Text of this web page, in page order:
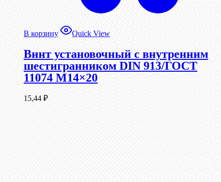
В корзину Quick View
Винт установочный с внутренним
шестигранником DIN 913/ГОСТ
11074 М14×20
15,44 ₽